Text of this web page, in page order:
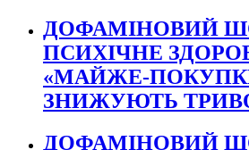
ДОФАМІНОВИЙ
ПСИХІЧНЕ
«МАЙЖЕ-
ЗНИЖУЮТЬ
ДОФАМІНОВИЙ